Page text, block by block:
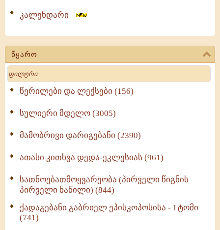
კალენდარი
წყარო
Search
წერილები და ლექსები (156)
სულიერი მდელო (3005)
მამობრივი დარიგებანი (2390)
ათასი კითხვა დედა-ეკლესიას (961)
სათნოებათმოყვარეობა (პირველი წიგნის
პირველი ნაწილი) (844)
ქადაგებანი გაბრიელ ეპისკოპოსისა - I ტომი
(741)